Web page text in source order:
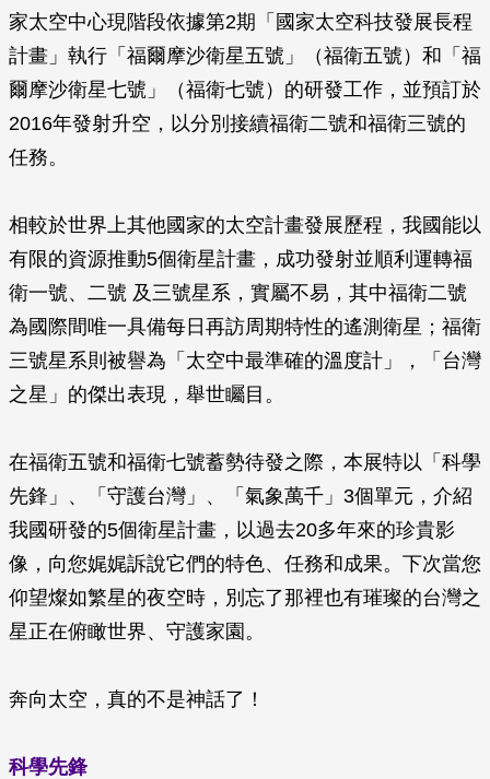
家太空中心現階段依據第2期「國家太空科技發展長程
計畫」執行「福爾摩沙衛星五號」（福衛五號）和「福
爾摩沙衛星七號」（福衛七號）的研發工作，並預訂於
2016年發射升空，以分別接續福衛二號和福衛三號的
任務。
相較於世界上其他國家的太空計畫發展歷程，我國能以
有限的資源推動5個衛星計畫，成功發射並順利運轉福
衛一號、二號 及三號星系，實屬不易，其中福衛二號
為國際間唯一具備每日再訪周期特性的遙測衛星；福衛
三號星系則被譽為「太空中最準確的溫度計」，「台灣
之星」的傑出表現，舉世矚目。
在福衛五號和福衛七號蓄勢待發之際，本展特以「科學
先鋒」、「守護台灣」、「氣象萬千」3個單元，介紹
我國研發的5個衛星計畫，以過去20多年來的珍貴影
像，向您娓娓訴說它們的特色、任務和成果。下次當您
仰望燦如繁星的夜空時，別忘了那裡也有璀璨的台灣之
星正在俯瞰世界、守護家園。
奔向太空，真的不是神話了！
科學先鋒